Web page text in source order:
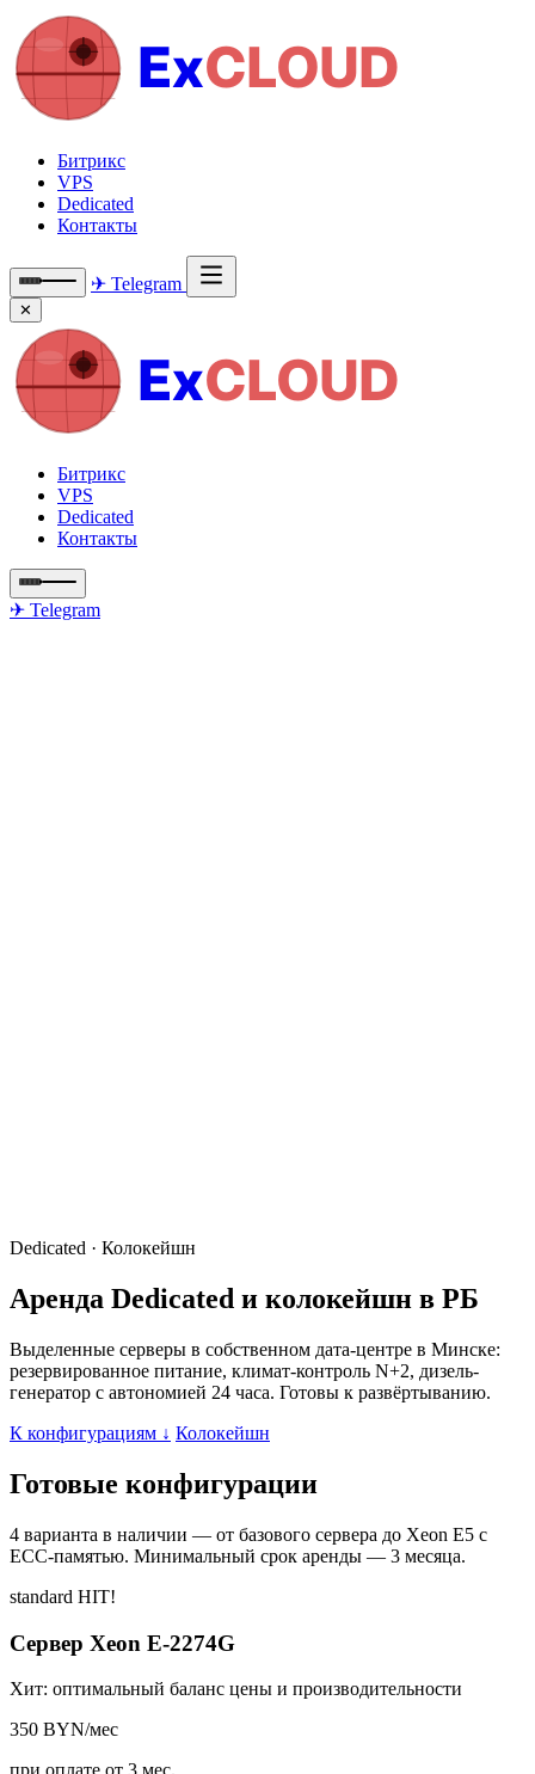
ExCLOUD
Битрикс
VPS
Dedicated
Контакты
✈ Telegram
✕
ExCLOUD
Битрикс
VPS
Dedicated
Контакты
✈ Telegram
Dedicated · Колокейшн
Аренда Dedicated и колокейшн в РБ
Выделенные серверы в собственном дата-центре в Минске:
резервированное питание, климат-контроль N+2, дизель-
генератор с автономией 24 часа. Готовы к развёртыванию.
К конфигурациям ↓ Колокейшн
Готовые конфигурации
4 варианта в наличии — от базового сервера до Xeon E5 с
ECC-памятью. Минимальный срок аренды — 3 месяца.
standard HIT!
Сервер Xeon E-2274G
Хит: оптимальный баланс цены и производительности
350 BYN/мес